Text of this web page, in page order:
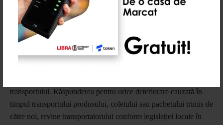
în termen de 24 ore de la confirmarea comenzii, prin email.
Comanda ar trebui să ajungă la dumneavoastră în termen de
maxim 2 zile lucratoare de la data confirmării comenzii. Acest
termen poate fi modificat de împrejurări independente de voința
noastră, fără a depăși un termen de 10 zile lucratoare, calculat de
transportului. Răspunderea pentru orice deteriorare cauzată în
timpul transportului produsului, coletului sau pachetului trimis de
către noi, revine transportatorului conform legislației locale în